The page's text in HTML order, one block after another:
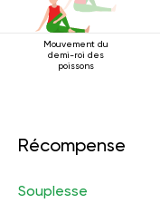
Mouvement du
demi-roi des
poissons
Récompense
Souplesse